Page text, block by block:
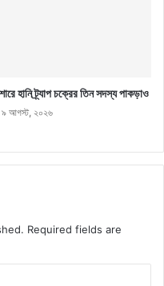
হানি ট্র্যাপ চক্রের তিন সদস্য পাকড়াও
৯ আগস্ট, ২০২৬
Required fields are